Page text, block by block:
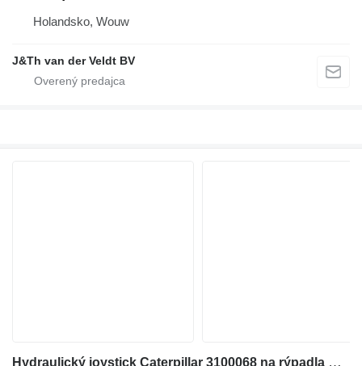
Holandsko, Wouw
J&Th van der Veldt BV
Hydraulický joystick Caterpillar 3100068 na rýpadla Caterpillar 311D 314D 329D